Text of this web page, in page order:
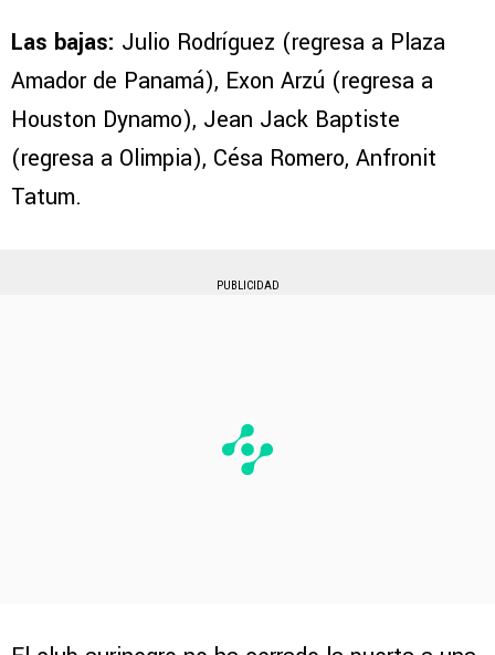
Las bajas: Julio Rodríguez (regresa a Plaza
Amador de Panamá), Exon Arzú (regresa a
Houston Dynamo), Jean Jack Baptiste
(regresa a Olimpia), Césa Romero, Anfronit
Tatum.
PUBLICIDAD